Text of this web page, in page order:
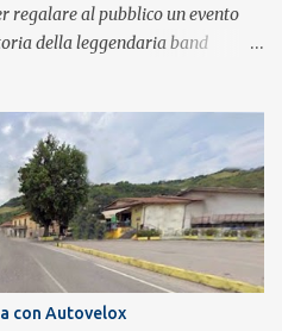
regalare al pubblico un evento
della leggendaria band
e l'energia del celebre gruppo. Lo
dei festeggiamenti in onore di
città. La formazione sul palco è
batteria e voce, Fabrizio
Giampieri alla chitarra e voce, e
la voce scelta direttamente da
We Will Rock You.
con Autovelox